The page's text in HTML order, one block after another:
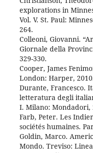
explorations in
Vol. V. St. Paul:
264.
Colleoni, Giovanni.
Giornale della
329-330.
Cooper, James
London: Harper,
Durante, Francesco.
letteratura degli
I. Milano: Mondadori,
Farb, Peter. Les
sociétés humaines.
Goldin, Marco.
Mondo. Treviso: